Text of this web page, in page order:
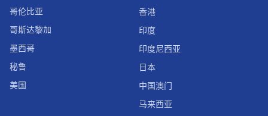
哥伦比亚
哥斯达黎加
墨西哥
秘鲁
美国
香港
印度
印度尼西亚
日本
中国澳门
马来西亚